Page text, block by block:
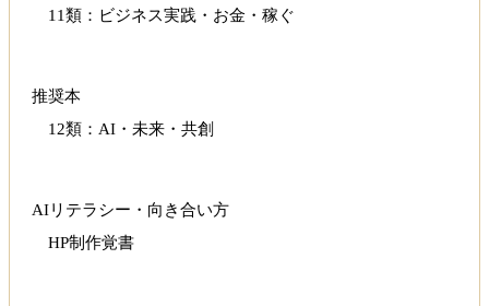
11類：ビジネス実践・お金・稼ぐ
推奨本
12類：AI・未来・共創
AIリテラシー・向き合い方
HP制作覚書